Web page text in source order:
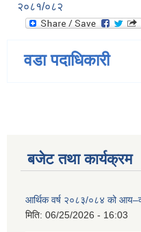
२०८१/०८२
वडा पदाधिकारी
बजेट तथा कार्यक्रम
आर्थिक वर्ष २०८३/०८४ को
मिति: 06/25/2026 - 16:03